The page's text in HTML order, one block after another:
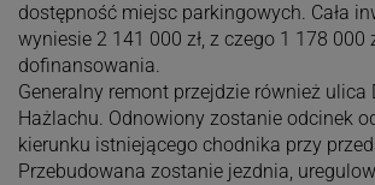
dostępność miejsc parkingowych. Cała
wyniesie 2 141 000 zł, z czego 1 178 000
dofinansowania.
Generalny remont przejdzie również ulica
Hażlachu. Odnowiony zostanie odcinek
kierunku istniejącego chodnika przy
Przebudowana zostanie jezdnia,